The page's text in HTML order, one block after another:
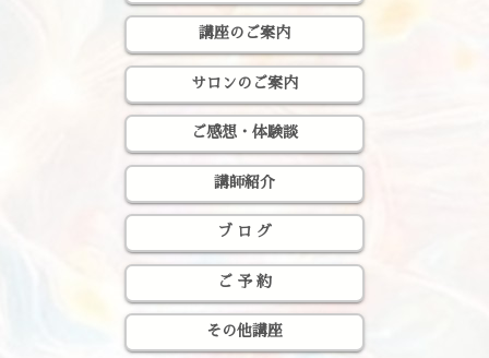
講座のご案内
サロンのご案内
ご感想・体験談
講師紹介
ブ ロ グ
ご 予 約
その他講座